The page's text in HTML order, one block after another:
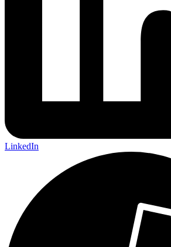
LinkedIn